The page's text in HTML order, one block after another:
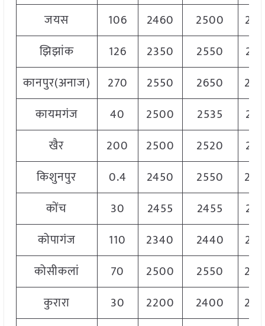
जयस
106 2460 2500
झिझांक
126 2350 2550
कानपुर(अनाज)
270 2550 2650
कायमगंज
40 2500 2535
खैर
200 2500 2520
किशुनपुर
0.4 2450 2550
कोंच
30 2455 2455
कोपागंज
110 2340 2440
कोसीकलां
70 2500 2550
कुरारा
30 2200 2400